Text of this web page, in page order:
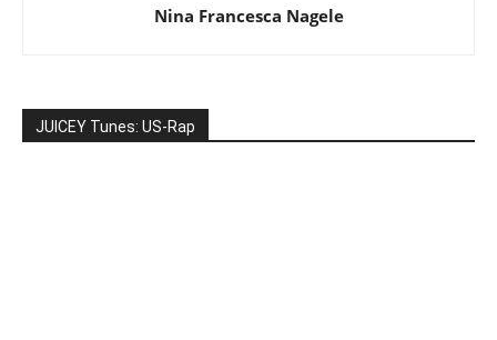
Nina Francesca Nagele
JUICEY Tunes: US-Rap